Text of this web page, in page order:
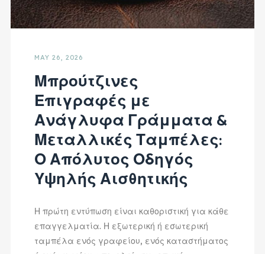
MAY 26, 2026
Μπρούτζινες
Επιγραφές με
Ανάγλυφα Γράμματα &
Μεταλλικές Ταμπέλες:
Ο Απόλυτος Οδηγός
Υψηλής Αισθητικής
Η πρώτη εντύπωση είναι καθοριστική για κάθε
επαγγελματία. Η εξωτερική ή εσωτερική
ταμπέλα ενός γραφείου, ενός καταστήματος